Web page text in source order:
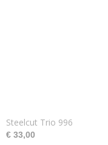
Steelcut Trio 996
€ 33,00